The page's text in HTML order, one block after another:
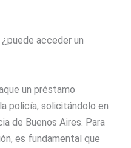
acceder un
un préstamo
policía, solicitándolo en
de Buenos Aires. Para
es fundamental que